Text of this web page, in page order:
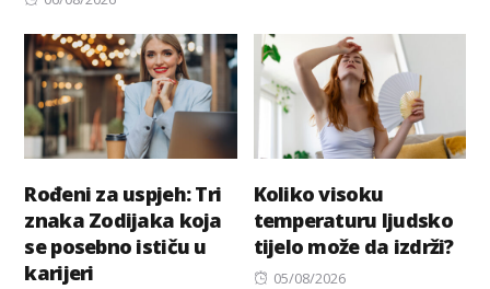
Rođeni za uspjeh: Tri
znaka Zodijaka koja
se posebno ističu u
karijeri
Koliko visoku
temperaturu ljudsko
tijelo može da izdrži?
Posted
05/08/2026